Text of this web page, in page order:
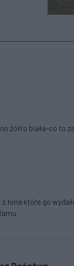
żółto biała-co to
łona które go